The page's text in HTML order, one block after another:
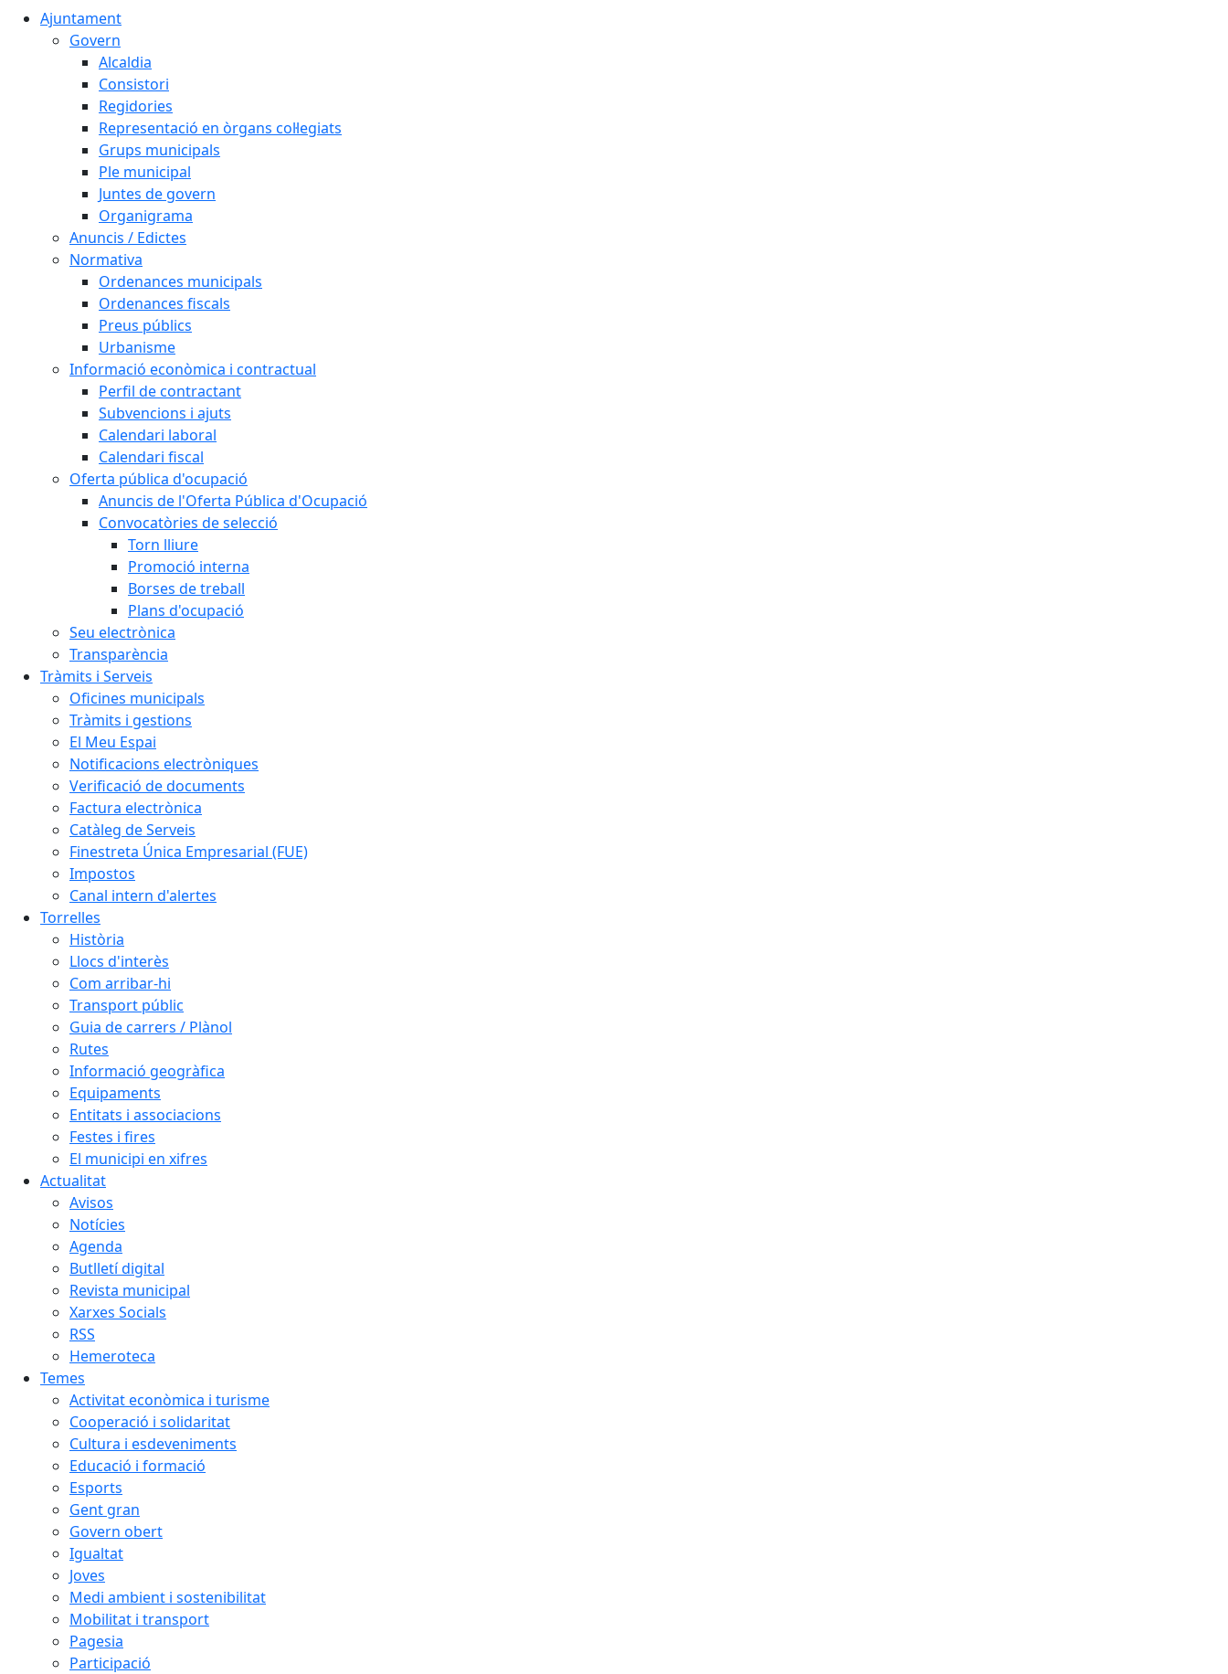
Ajuntament
Govern
Alcaldia
Consistori
Regidories
Representació en òrgans col·legiats
Grups municipals
Ple municipal
Juntes de govern
Organigrama
Anuncis / Edictes
Normativa
Ordenances municipals
Ordenances fiscals
Preus públics
Urbanisme
Informació econòmica i contractual
Perfil de contractant
Subvencions i ajuts
Calendari laboral
Calendari fiscal
Oferta pública d'ocupació
Anuncis de l'Oferta Pública d'Ocupació
Convocatòries de selecció
Torn lliure
Promoció interna
Borses de treball
Plans d'ocupació
Seu electrònica
Transparència
Tràmits i Serveis
Oficines municipals
Tràmits i gestions
El Meu Espai
Notificacions electròniques
Verificació de documents
Factura electrònica
Catàleg de Serveis
Finestreta Única Empresarial (FUE)
Impostos
Canal intern d'alertes
Torrelles
Història
Llocs d'interès
Com arribar-hi
Transport públic
Guia de carrers / Plànol
Rutes
Informació geogràfica
Equipaments
Entitats i associacions
Festes i fires
El municipi en xifres
Actualitat
Avisos
Notícies
Agenda
Butlletí digital
Revista municipal
Xarxes Socials
RSS
Hemeroteca
Temes
Activitat econòmica i turisme
Cooperació i solidaritat
Cultura i esdeveniments
Educació i formació
Esports
Gent gran
Govern obert
Igualtat
Joves
Medi ambient i sostenibilitat
Mobilitat i transport
Pagesia
Participació